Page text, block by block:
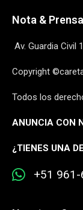
Nota &
Av. Guardia Civil
Copyright
Todos los
ANUNCIA CON
¿TIENES UNA
+51